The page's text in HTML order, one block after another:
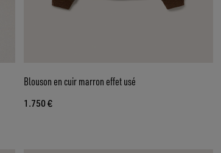
Blouson en cuir marron effet usé
1.750 €